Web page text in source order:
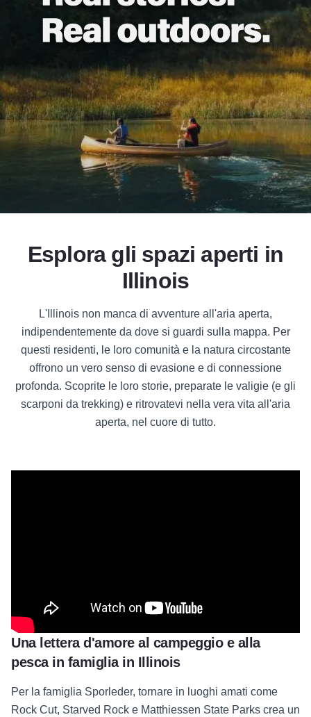
Grandi spazi
Add to Favorites
Condividi questa pagina
Esplora gli spazi aperti in
Illinois
L'Illinois non manca di avventure all'aria aperta,
indipendentemente da dove si guardi sulla mappa. Per
questi residenti, le loro comunità e la natura circostante
offrono un vero senso di evasione e di connessione
profonda. Scoprite le loro storie, preparate le valigie (e gli
scarponi da trekking) e ritrovatevi nella vera vita all'aria
aperta, nel cuore di tutto.
Una lettera d'amore al campeggio e alla
pesca in famiglia in Illinois
Per la famiglia Sporleder, tornare in luoghi amati come
Rock Cut, Starved Rock e Matthiessen State Parks crea un